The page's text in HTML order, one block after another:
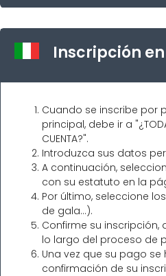
Inscripción
Cuando se inscribe por
principal, debe ir a
CUENTA?".
Introduzca sus datos
A continuación,
con su estatuto en la
Por último, seleccione
de gala…).
Confirme su inscripción,
lo largo del proceso de
Una vez que su pago
confirmación de su